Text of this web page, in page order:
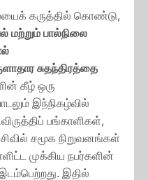
கருத்தில் கொண்டு,
மற்றும் பால்நிலை
சுதந்திரத்தை
கீழ் ஒரு
இந்நிகழ்வில்
பங்காளிகள்,
சமூக நிறுவனங்கள்
முக்கிய நபர்களின்
இதில்